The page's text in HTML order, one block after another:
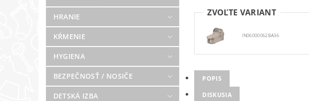
HRANIE
KŔMENIE
HYGIENA
BEZPEČNOSŤ / NOSIČE
DETSKÁ IZBA
ZVOĽTE VARIANT
IN06000062BA36
POPIS
DISKUSIA